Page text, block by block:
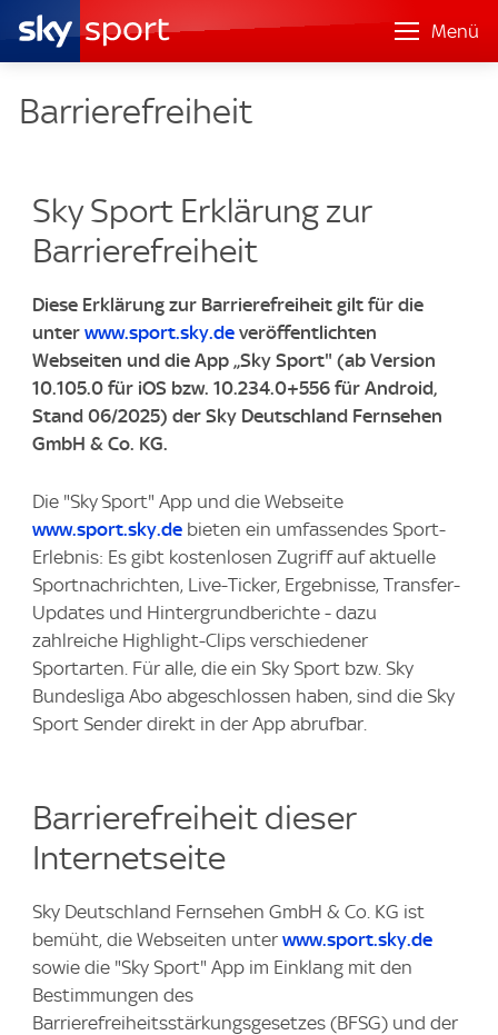
Menü
Barrierefreiheit
Sky Sport Erklärung zur
Barrierefreiheit
Diese Erklärung zur Barrierefreiheit gilt für die
unter www.sport.sky.de veröffentlichten
Webseiten und die App „Sky Sport" (ab Version
10.105.0 für iOS bzw. 10.234.0+556 für Android,
Stand 06/2025) der Sky Deutschland Fernsehen
GmbH & Co. KG.
Die "Sky Sport" App und die Webseite
www.sport.sky.de bieten ein umfassendes Sport-
Erlebnis: Es gibt kostenlosen Zugriff auf aktuelle
Sportnachrichten, Live-Ticker, Ergebnisse, Transfer-
Updates und Hintergrundberichte - dazu
zahlreiche Highlight-Clips verschiedener
Sportarten. Für alle, die ein Sky Sport bzw. Sky
Bundesliga Abo abgeschlossen haben, sind die Sky
Sport Sender direkt in der App abrufbar.
Barrierefreiheit dieser
Internetseite
Sky Deutschland Fernsehen GmbH & Co. KG ist
bemüht, die Webseiten unter www.sport.sky.de
sowie die "Sky Sport" App im Einklang mit den
Bestimmungen des
Barrierefreiheitsstärkungsgesetzes (BFSG) und der